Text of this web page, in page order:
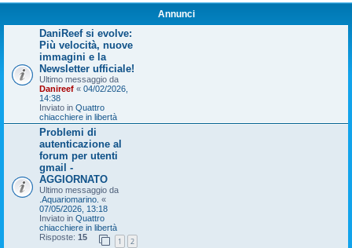
Annunci
DaniReef si evolve:
Più velocità, nuove
immagini e la
Newsletter ufficiale!
Ultimo messaggio da
Danireef « 04/02/2026,
14:38
Inviato in Quattro
chiacchiere in libertà
Problemi di
autenticazione al
forum per utenti
gmail -
AGGIORNATO
Ultimo messaggio da
.Aquariomarino. «
07/05/2026, 13:18
Inviato in Quattro
chiacchiere in libertà
Risposte: 15 1 2